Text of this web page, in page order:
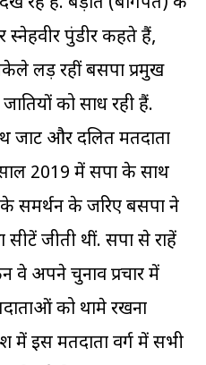
पुंडीर कहते हैं,
लड़ रहीं बसपा प्रमुख
को साध रही हैं.
जाट और दलित मतदाता
2019 में सपा के साथ
समर्थन के जरिए बसपा ने
सीटें जीती थीं. सपा से राहें
वे अपने चुनाव प्रचार में
को थामे रखना
में इस मतदाता वर्ग में सभी